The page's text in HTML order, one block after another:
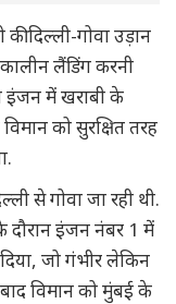
की दिल्ली-गोवा उड़ान
लैंडिंग करनी
इंजन में खराबी के
को सुरक्षित तरह
से गोवा जा रही थी.
दौरान इंजन नंबर 1 में
जो गंभीर लेकिन
बाद विमान को मुंबई के